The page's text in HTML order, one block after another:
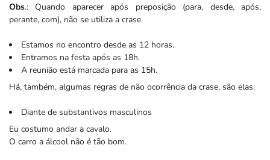
Obs.: Quando aparecer após preposição (para, desde, após,
perante, com), não se utiliza a crase.
Estamos no encontro desde as 12 horas.
Entramos na festa após as 18h.
A reunião está marcada para as 15h.
Há, também, algumas regras de não ocorrência da crase, são elas:
Diante de substantivos masculinos
Eu costumo andar a cavalo.
O carro a álcool não é tão bom.